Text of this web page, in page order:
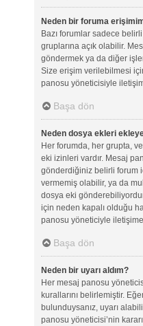
Neden bir foruma
Bazı forumlar sadece
gruplarına açık olabilir.
göndermek ya da diğer
Size erişim verilebilmesi
panosu yöneticisiyle
Başa dön
Neden dosya ekleri
Her forumda, her grupta,
eki izinleri vardır. Mesaj
gönderdiğiniz belirli forum
vermemiş olabilir, ya da
dosya eki
için neden kapalı olduğu
panosu yöneticiyle
Başa dön
Neden bir uyarı aldım?
Her mesaj panosu
kurallarını belirlemiştir.
bulunduysanız, uyarı
panosu yöneticisi’nin